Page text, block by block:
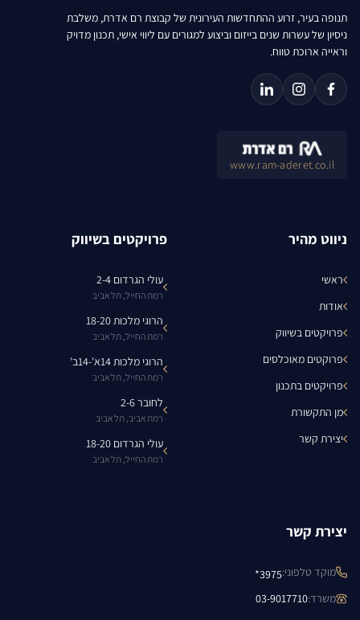
תנופה בעיר, זרוע ההתחדשות העירונית של קבוצת רם אדרת, משלבת
ניסיון של עשרות שנים בייזום וביצוע למגורים עם ליווי אישי, תכנון מדויק
וראייה ארוכת טווח.
www.ram-aderet.co.il
ניווט מהיר
ראשי
אודות
פרויקטים בשיווק
פרוקטים מאוכלסים
פרויקטים בתכנון
מן התקשורת
יצירת קשר
פרויקטים בשיווק
עולי הגרדום 2-4
רמת החייל, תל אביב
הרוגי מלכות 18-20
רמת החייל, תל אביב
הרוגי מלכות 14א'-14ב'
רמת החייל, תל אביב
לחובר 2-6
רמת אביב, תל אביב
עולי הגרדום 18-20
רמת החייל, תל אביב
יצירת קשר
מוקד טלפוני:
3975*
משרד:
03-9017710